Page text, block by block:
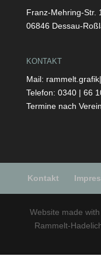
Franz-Mehring-Str.
06846 Dessau-
KONTAKT
Mail:
Telefon: 0340 | 66
Termine nach
Kontakt
Website made
Rammelt-